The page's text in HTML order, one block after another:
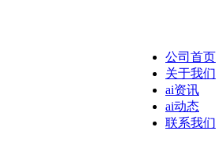
公司首页
关于我们
ai资讯
ai动态
联系我们